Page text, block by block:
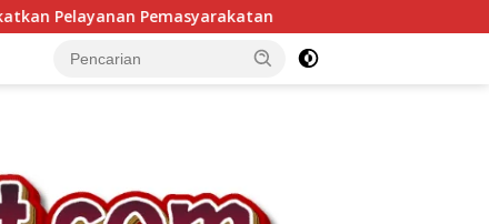
Lapas Narkotika Muara Beliti Pastikan Hak